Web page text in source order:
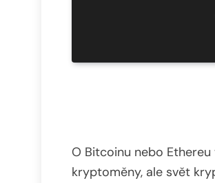
O Bitcoinu nebo
kryptoměny, ale svět